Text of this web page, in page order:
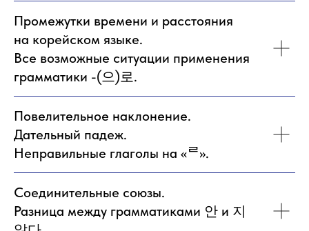
Промежутки времени и расстояния
на корейском языке.
Все возможные ситуации применения
грамматики -(으)로.
Повелительное наклонение.
Дательный падеж.
Неправильные глаголы на «ᄅ».
Соединительные союзы.
Разница между грамматиками 안 и 지